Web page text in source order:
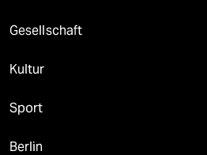
Gesellschaft
Kultur
Sport
Berlin